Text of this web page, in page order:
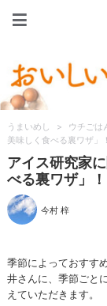
うまいめし > ウチごは
美味しく食べる裏ワザ」
アイス研究家
べる裏ワザ」
今村 梓
季節によっておすす
井さんに、季節ごと
えていただきます。